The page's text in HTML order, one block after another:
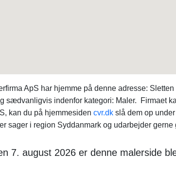
ApS har hjemme på denne adresse:
sædvanligvis indenfor kategori: Maler. Firmaet
kan du på hjemmesiden cvr.dk slå dem op
sager i region Syddanmark og udarbejder gerne
7. august 2026 er denne malerside